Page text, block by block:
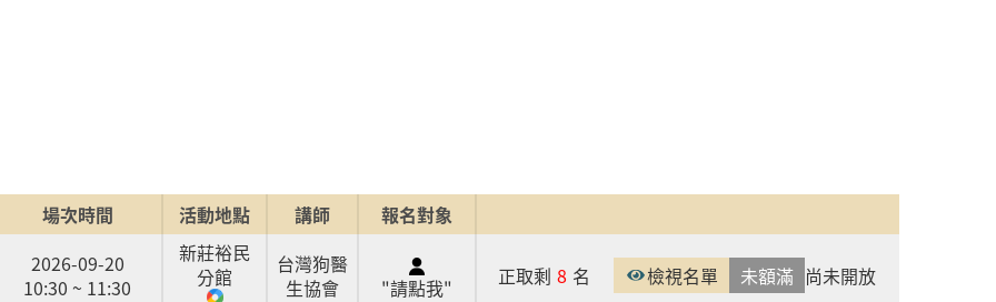
場次時間 活動地點 講師
報名對象
2026-09-20
10:30 ~ 11:30
新莊裕民
分館
台灣狗醫
生協會
"請點我" 正取剩 8 名 檢視名單 未額滿 尚未開放